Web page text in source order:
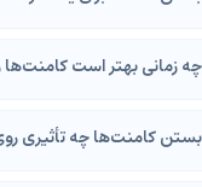
چه زمانی بهتر است کامنت‌ها
بستن کامنت‌ها چه تأثیری